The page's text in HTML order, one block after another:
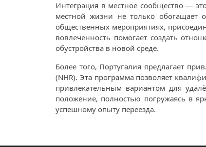
Интеграция в местное сообщество —
местной жизни не только обогащает
общественных мероприятиях,
вовлеченность помогает создать
обустройства в новой среде.
Более того, Португалия предлагает
(NHR). Эта программа позволяет
привлекательным вариантом для
положение, полностью погружаясь в
успешному опыту переезда.